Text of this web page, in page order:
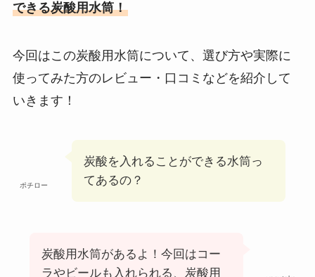
できる炭酸用水筒！
今回はこの炭酸用水筒について、選び方や実際に
使ってみた方のレビュー・口コミなどを紹介して
いきます！
ポチロー
炭酸を入れることができる水筒っ
てあるの？
炭酸用水筒があるよ！今回はコー
ラやビールも入れられる、炭酸用